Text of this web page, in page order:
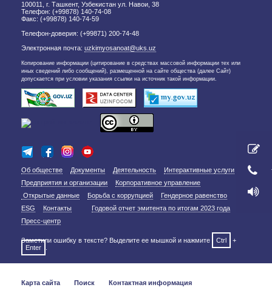
100011, г. Ташкент, Узбекистан ул. Навои, 38
Телефон: (+99878) 140-74-08
Факс: (+99878) 140-74-59
Телефон-доверия: (+99871) 200-74-48
Электронная почта: uzkimyosanoat@uks.uz
Копирование информации (цитирование в средствах массовой информации тех или
иных сведений либо сообщений), размещенной на сайте общества (далее Сайт)
допускается при условии указания ссылки на источник такой информации.
Об обществе Документы Деятельность
Интерактивные услуги
Предприятия и организации
Корпоративное управление
Открытые данные
Борьба с коррупцией
Гендерное равенство
ESG
Контакты
Годовой отчет эмитента по итогам 2023 года
Пресс-центр
Заметили ошибку в тексте? Выделите ее мышкой и нажмите Ctrl
+
Enter
Карта сайта Поиск
Контактная информация